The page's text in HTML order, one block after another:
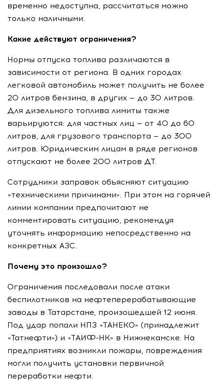
временно недоступна, рассчитаться можно
только наличными.
Какие действуют ограничения?
Нормы отпуска топлива различаются в
зависимости от региона. В одних городах
легковой автомобиль может получить не более
20 литров бензина, в других — до 30 литров.
Для дизельного топлива лимиты также
варьируются: для частных лиц — от 40 до 60
литров, для грузового транспорта — до 300
литров. Юридическим лицам в ряде регионов
отпускают не более 200 литров ДТ.
Сотрудники заправок объясняют ситуацию
«техническими причинами». При этом на горячей
линии компании предпочитают не
комментировать ситуацию, рекомендуя
уточнять информацию непосредственно на
конкретных АЗС.
Почему это произошло?
Ограничения последовали после атаки
беспилотников на нефтеперерабатывающие
заводы в Татарстане, произошедшей 12 июня.
Под удар попали НПЗ «ТАНЕКО» (принадлежит
«Татнефти») и «ТАИФ-НК» в Нижнекамске. На
предприятиях возникли пожары, повреждения
могли получить установки первичной
переработки нефти.